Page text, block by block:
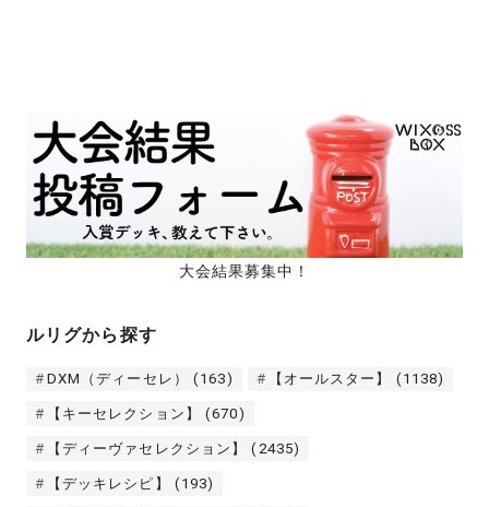
大会結果募集中！
ルリグから探す
DXM（ディーセレ） (163) 【オールスター】 (1138)
【キーセレクション】 (670)
【ディーヴァセレクション】 (2435)
【デッキレシピ】 (193)